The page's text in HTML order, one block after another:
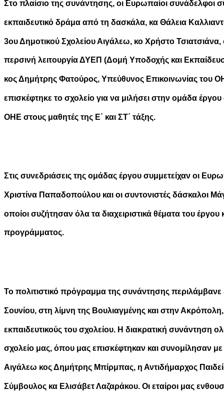
Στο πλαίσιο της συνάντησης, οι Ευρωπαίοι συνάδελφοι
εκπαιδευτικό δράμα από τη δασκάλα, κα Θάλεια
3ου Δημοτικού Σχολείου Αιγάλεω, κο Χρήστο
περσινή λειτουργία ΔΥΕΠ (Δομή Υποδοχής και
κος Δημήτρης Φατούρος, Υπεύθυνος Επικοινωνίας του
επισκέφτηκε το σχολείο για να μιλήσει στην ομάδα
ΟΗΕ στους μαθητές της Ε΄ και ΣΤ΄ τάξης.
Στις συνεδριάσεις της ομάδας έργου συμμετείχαν οι
Χριστίνα Παπαδοπούλου και οι συντονιστές δάσκαλοι
οποίοι συζήτησαν όλα τα διαχειριστικά θέματα του έργου
προγράμματος.
To πολιτιστικό πρόγραμμα της συνάντησης
Σουνίου, στη λίμνη της Βουλιαγμένης και στην
εκπαιδευτικούς του σχολείου. Η διακρατική
σχολείο μας, όπου μας επισκέφτηκαν και συνομίλησαν
Αιγάλεω κος Δημήτρης Μπίρμπας, η Αντιδήμαρχος
Σύμβουλος κα Ελισάβετ Λαζαράκου. Οι εταίροι μας